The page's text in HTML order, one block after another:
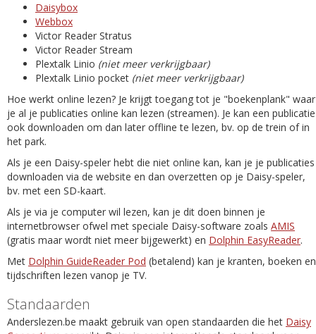
Daisybox
Webbox
Victor Reader Stratus
Victor Reader Stream
Plextalk Linio (niet meer verkrijgbaar)
Plextalk Linio pocket (niet meer verkrijgbaar)
Hoe werkt online lezen? Je krijgt toegang tot je "boekenplank" waar
je al je publicaties online kan lezen (streamen). Je kan een publicatie
ook downloaden om dan later offline te lezen, bv. op de trein of in
het park.
Als je een Daisy-speler hebt die niet online kan, kan je je publicaties
downloaden via de website en dan overzetten op je Daisy-speler,
bv. met een SD-kaart.
Als je via je computer wil lezen, kan je dit doen binnen je
internetbrowser ofwel met speciale Daisy-software zoals AMIS
(gratis maar wordt niet meer bijgewerkt) en Dolphin EasyReader.
Met Dolphin GuideReader Pod (betalend) kan je kranten, boeken en
tijdschriften lezen vanop je TV.
Standaarden
Anderslezen.be maakt gebruik van open standaarden die het Daisy